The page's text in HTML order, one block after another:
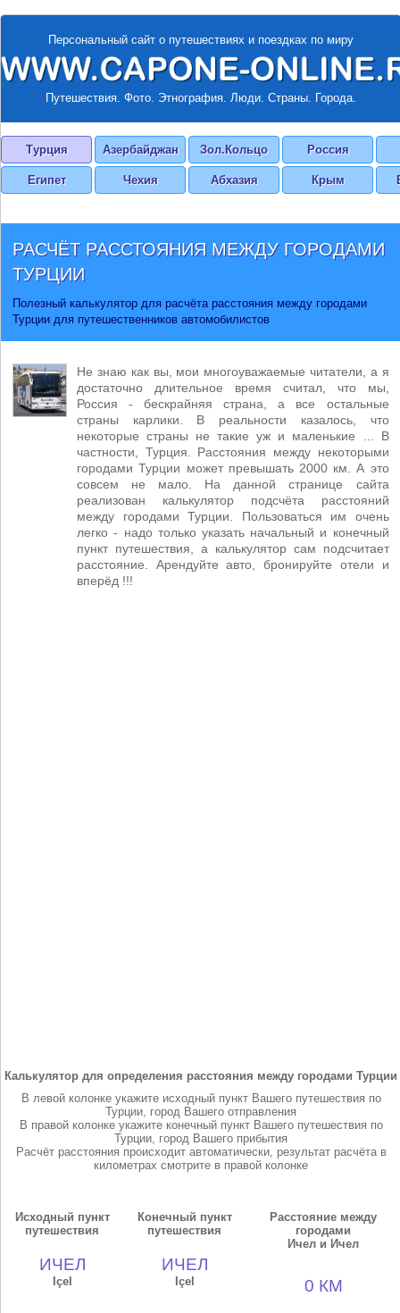
Персональный сайт о путешествиях и поездках по миру
Путешествия. Фото. Этнография. Люди. Страны. Города.
Турция Азербайджан Зол.Кольцо Россия
Египет Чехия Абхазия Крым
РАСЧЁТ РАССТОЯНИЯ МЕЖДУ ГОРОДАМИ
ТУРЦИИ
Полезный калькулятор для расчёта расстояния между городами
Турции для путешественников автомобилистов
Не знаю как вы, мои многоуважаемые читатели, а я
достаточно длительное время считал, что мы,
Россия - бескрайняя страна, а все остальные
страны карлики. В реальности казалось, что
некоторые страны не такие уж и маленькие ... В
частности, Турция. Расстояния между некоторыми
городами Турции может превышать 2000 км. А это
совсем не мало. На данной странице сайта
реализован калькулятор подсчёта расстояний
между городами Турции. Пользоваться им очень
легко - надо только указать начальный и конечный
пункт путешествия, а калькулятор сам подсчитает
расстояние. Арендуйте авто, бронируйте отели и
вперёд !!!
Калькулятор для определения расстояния между городами Турции
В левой колонке укажите исходный пункт Вашего путешествия по
Турции, город Вашего отправления
В правой колонке укажите конечный пункт Вашего путешествия по
Турции, город Вашего прибытия
Расчёт расстояния происходит автоматически, результат расчёта в
километрах смотрите в правой колонке
Исходный пункт
путешествия
ИЧЕЛ
Içel
Конечный пункт
путешествия
ИЧЕЛ
Içel
Расстояние между
городами
Ичел и Ичел
0 КМ